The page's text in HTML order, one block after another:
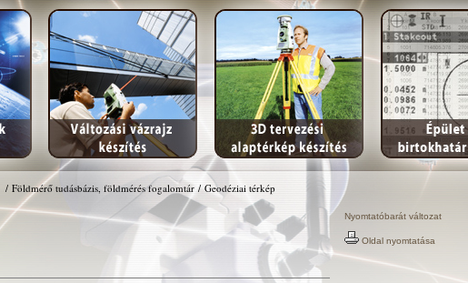
/ Földmérő tudásbázis, földmérés fogalomtár /Geodéziai térkép
Nyomtatóbarát változat
Oldal nyomtatása